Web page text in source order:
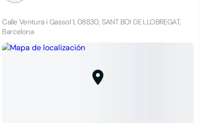
Calle Ventura i Gassol 1, 08830, SANT BOI DE LLOBREGAT,
Barcelona